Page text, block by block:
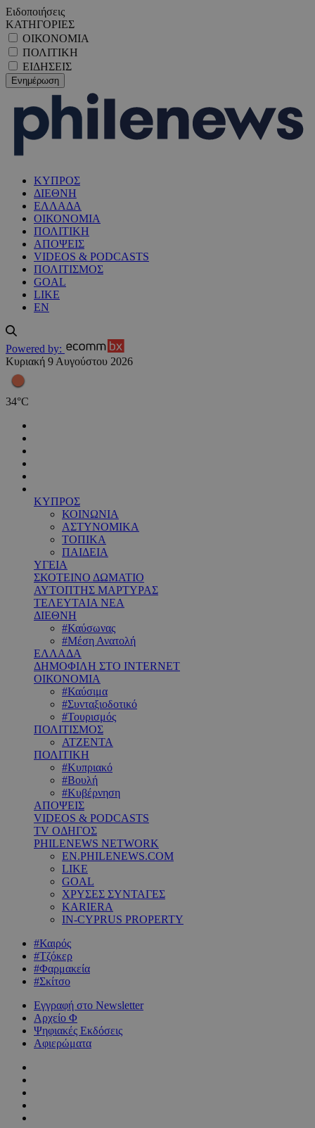
Ειδοποιήσεις
ΚΑΤΗΓΟΡΙΕΣ
ΟΙΚΟΝΟΜΙΑ
ΠΟΛΙΤΙΚΗ
ΕΙΔΗΣΕΙΣ
ΚΥΠΡΟΣ
ΔΙΕΘΝΗ
ΕΛΛΑΔΑ
ΟΙΚΟΝΟΜΙΑ
ΠΟΛΙΤΙΚΗ
ΑΠΟΨΕΙΣ
VIDEOS & PODCASTS
ΠΟΛΙΤΙΣΜΟΣ
GOAL
LIKE
EN
Powered by:
Κυριακή 9 Αυγούστου 2026
34°C
ΚΥΠΡΟΣ
ΚΟΙΝΩΝΙΑ
ΑΣΤΥΝΟΜΙΚΑ
ΤΟΠΙΚΑ
ΠΑΙΔΕΙΑ
ΥΓΕΙΑ
ΣΚΟΤΕΙΝΟ ΔΩΜΑΤΙΟ
ΑΥΤΟΠΤΗΣ ΜΑΡΤΥΡΑΣ
ΤΕΛΕΥΤΑΙΑ ΝΕΑ
ΔΙΕΘΝΗ
#Καύσωνας
#Μέση Ανατολή
ΕΛΛΑΔΑ
ΔΗΜΟΦΙΛΗ ΣΤΟ INTERNET
ΟΙΚΟΝΟΜΙΑ
#Καύσιμα
#Συνταξιοδοτικό
#Τουρισμός
ΠΟΛΙΤΙΣΜΟΣ
ΑΤΖΕΝΤΑ
ΠΟΛΙΤΙΚΗ
#Κυπριακό
#Βουλή
#Κυβέρνηση
ΑΠΟΨΕΙΣ
VIDEOS & PODCASTS
TV ΟΔΗΓΟΣ
PHILENEWS NETWORK
EN.PHILENEWS.COM
LIKE
GOAL
ΧΡΥΣΕΣ ΣΥΝΤΑΓΕΣ
KARIERA
IN-CYPRUS PROPERTY
#Καιρός
#Τζόκερ
#Φαρμακεία
#Σκίτσο
Εγγραφή στο Newsletter
Αρχείο Φ
Ψηφιακές Εκδόσεις
Αφιερώματα